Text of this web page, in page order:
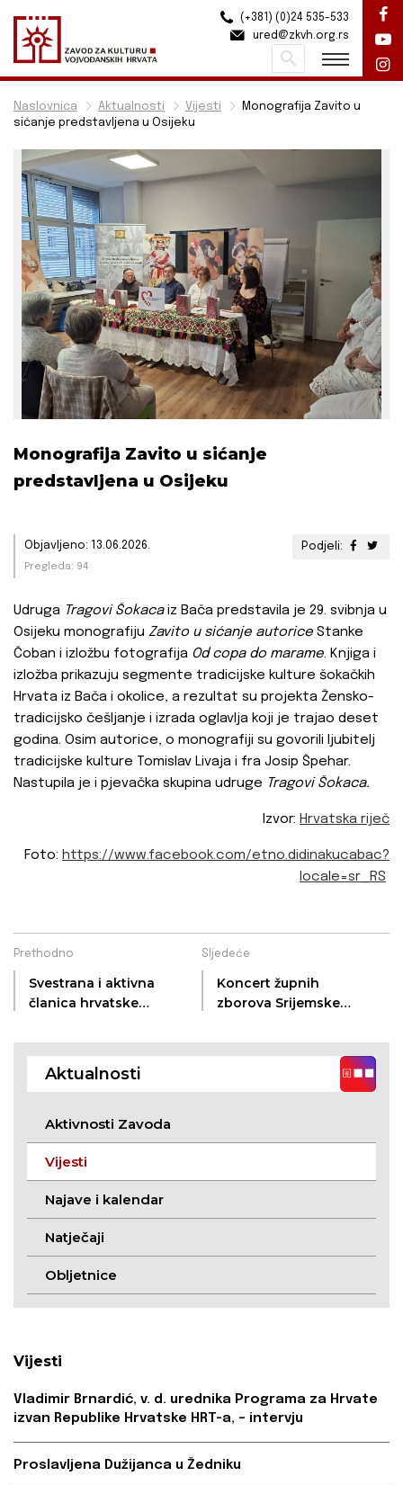
Naslovnica Aktualnosti Vijesti
Monografija Zavito u
sićanje predstavljena u Osijeku
Monografija Zavito u sićanje
predstavljena u Osijeku
Podjeli:
Objavljeno: 13.06.2026.
Pregleda: 94
Udruga Tragovi Šokacaiz Bača predstavila je 29. svibnja u
Osijeku monografiju Zavito u sićanje autorice Stanke
Čoban i izložbu fotografija Od copa do marame. Knjiga i
izložba prikazuju segmente tradicijske kulture šokačkih
Hrvata iz Bača i okolice, a rezultat su projekta Žensko-
tradicijsko češljanje i izrada oglavlja koji je trajao deset
godina. Osim autorice, o monografiji su govorili ljubitelj
tradicijske kulture Tomislav Livaja i fra Josip Špehar.
Nastupila je i pjevačka skupina udruge Tragovi Šokaca.
Izvor: Hrvatska riječ
Foto: https://www.facebook.com/etno.didinakucabac?
locale=sr_RS
Prethodno
Svestrana i aktivna
članica hrvatske
Šimić, intervju
Sljedeće
Koncert župnih
zborova Srijemske
Aktualnosti
Aktivnosti Zavoda
Vijesti
Najave i kalendar
Natječaji
Obljetnice
Vijesti
Vladimir Brnardić, v. d. urednika Programa za Hrvate
izvan Republike Hrvatske HRT-a, – intervju
Proslavljena Dužijanca u Žedniku
(+381) (0)24 535-533
ured@zkvh.org.rs
Pretraži